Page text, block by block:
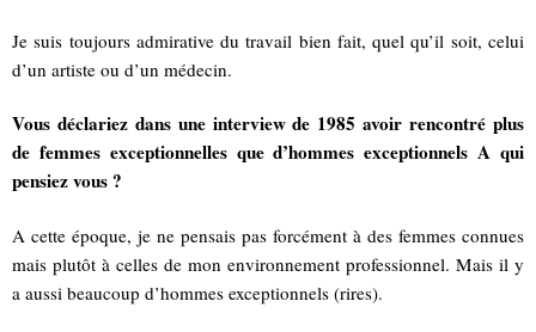
Je suis toujours admirative du travail bien fait, quel qu’il soit, celui
d’un artiste ou d’un médecin.
Vous déclariez dans une interview de 1985 avoir rencontré plus
de femmes exceptionnelles que d’hommes exceptionnels A qui
pensiez vous ?
A cette époque, je ne pensais pas forcément à des femmes connues
mais plutôt à celles de mon environnement professionnel. Mais il y
a aussi beaucoup d’hommes exceptionnels (rires).